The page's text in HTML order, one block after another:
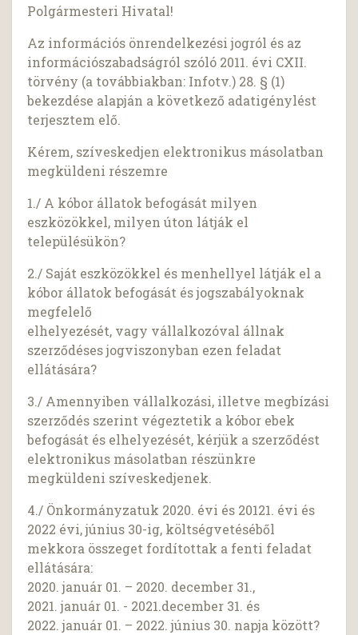
Polgármesteri Hivatal!
Az információs önrendelkezési jogról és az
információszabadságról szóló 2011. évi CXII.
törvény (a továbbiakban: Infotv.) 28. § (1)
bekezdése alapján a következő adatigénylést
terjesztem elő.
Kérem, szíveskedjen elektronikus másolatban
megküldeni részemre
1./ A kóbor állatok befogását milyen
eszközökkel, milyen úton látják el
településükön?
2./ Saját eszközökkel és menhellyel látják el a
kóbor állatok befogását és jogszabályoknak
megfelelő
elhelyezését, vagy vállalkozóval állnak
szerződéses jogviszonyban ezen feladat
ellátására?
3./ Amennyiben vállalkozási, illetve megbízási
szerződés szerint végeztetik a kóbor ebek
befogását és elhelyezését, kérjük a szerződést
elektronikus másolatban részünkre
megküldeni szíveskedjenek.
4./ Önkormányzatuk 2020. évi és 20121. évi és
2022 évi, június 30-ig, költségvetéséből
mekkora összeget fordítottak a fenti feladat
ellátására:
2020. január 01. – 2020. december 31.,
2021. január 01. - 2021.december 31. és
2022. január 01. – 2022. június 30. napja között?